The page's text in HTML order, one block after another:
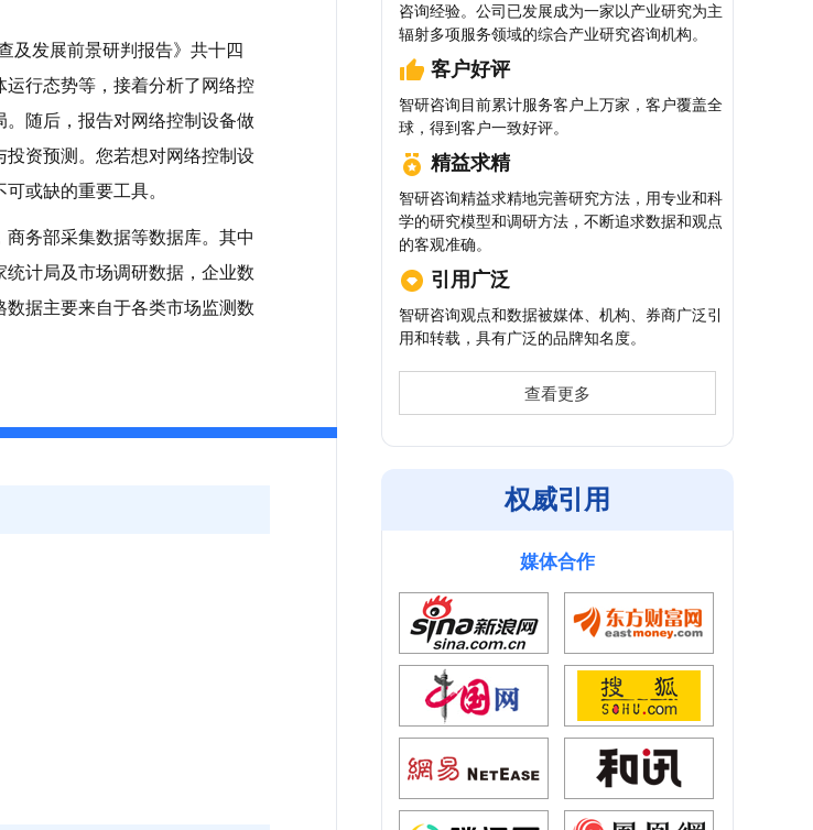
及发展前景研判报告》共十四
行态势等，接着分析了网络控
随后，报告对网络控制设备做
资预测。您若想对网络控制设
或缺的重要工具。
务部采集数据等数据库。其中
计局及市场调研数据，企业数
据主要来自于各类市场监测数
咨询经验。公司已发展成为一家以产业研究为主
辐射多项服务领域的综合产业研究咨询机构。
客户好评
智研咨询目前累计服务客户上万家，客户覆盖全
球，得到客户一致好评。
精益求精
智研咨询精益求精地完善研究方法，用专业和科
学的研究模型和调研方法，不断追求数据和观点
的客观准确。
引用广泛
智研咨询观点和数据被媒体、机构、券商广泛引
用和转载，具有广泛的品牌知名度。
查看更多
权威引用
媒体合作